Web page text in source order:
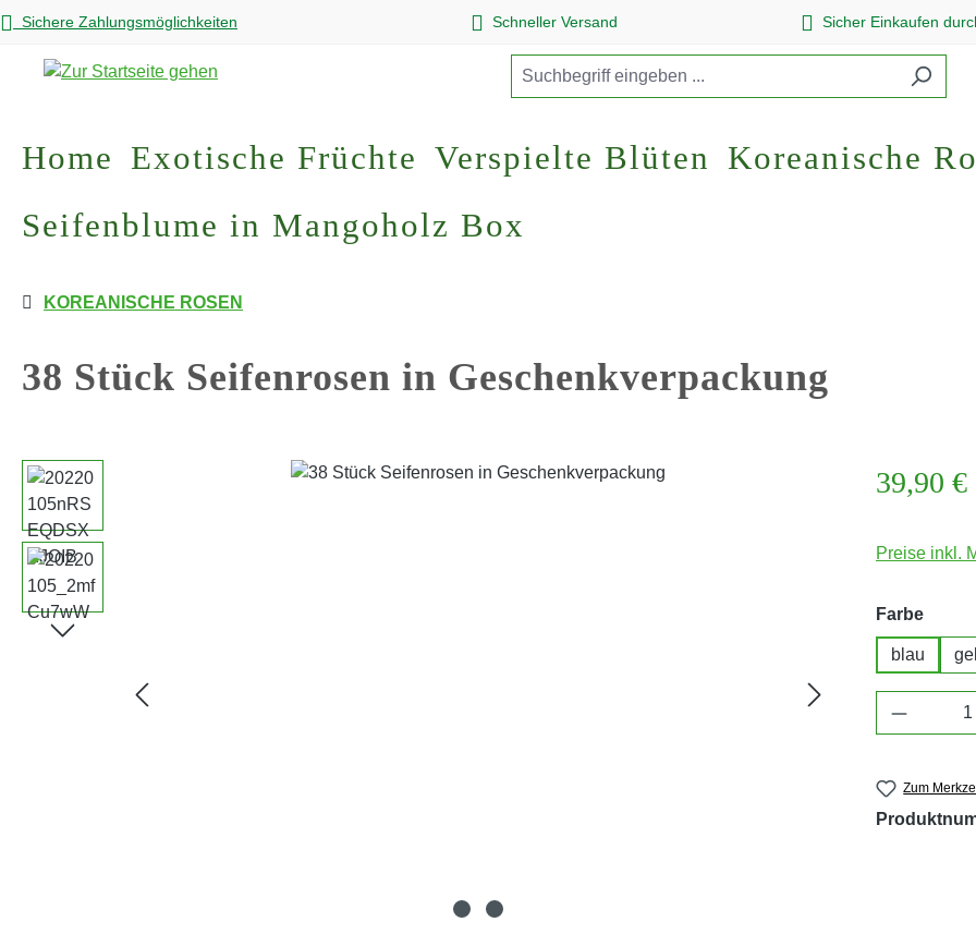
Hauptinhalt springen
Zur Suche springen
Zur Hauptnavigation springen
Sichere Zahlungsmöglichkeiten Schneller Versand Sicher Einkaufen
Home Exotische Früchte Verspielte Blüten Koreanische
Seifenblume in Mangoholz Box
KOREANISCHE ROSEN
38 Stück Seifenrosen in Geschenkverpackung
Bildergalerie überspringen Regulärer
39,90 €
Preise inkl.
Farbe
blau
Zum